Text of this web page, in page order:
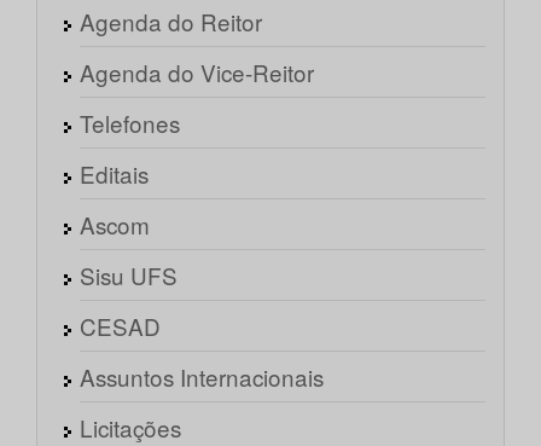
Agenda do Reitor
Agenda do Vice-Reitor
Telefones
Editais
Ascom
Sisu UFS
CESAD
Assuntos Internacionais
Licitações